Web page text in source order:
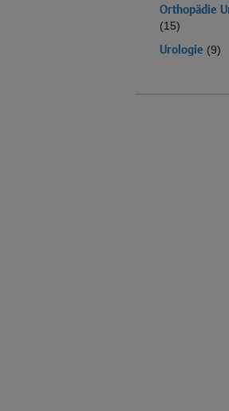
Orthopädie
(15)
Urologie (9)